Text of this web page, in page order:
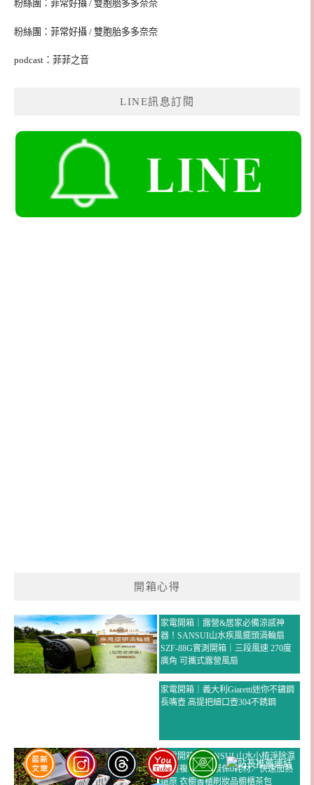
粉絲團：菲常好攝 / 雙胞胎多多奈奈
粉絲團：菲常好攝 / 雙胞胎多多奈奈
podcast：菲菲之音
LINE訊息訂閱
開箱心得
家電開箱｜露營&居家必備涼感神
器！SANSUI山水疾風擺頭渦輪扇
SZF-88G實測開箱｜三段風速 270度
廣角 可攜式露營風扇
家電開箱｜義大利Giaretti迷你不鏽鋼
長嘴壺 高提把細口壺304不銹鋼
家電開箱｜SANSUI 山水小植淨除濕
器 重複吸濕／環保0耗材／快速加熱
還原 衣櫥書櫃刷妝品櫥櫃茶包